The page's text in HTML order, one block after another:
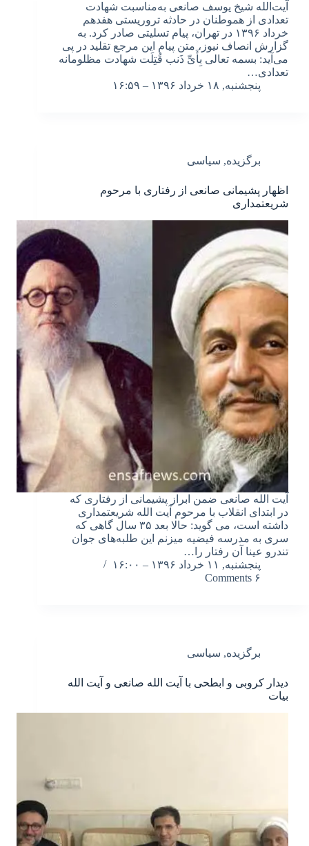
آیت‌الله شیخ یوسف صانعی به‌مناسبت شهادت
تعدادی از هموطنان در حادثه تروریستی هفدهم
خرداد ۱۳۹۶ در تهران، پیام تسلیتی صادر کرد. به
گزارش انصاف نیوز، متن پیام این مرجع تقلید در پی
می‌آید: بسمه تعالی بِأَیِّ ذَنب قُتِلَت شهادت مظلومانه
تعدادی…
پنجشنبه, ۱۸ خرداد ۱۳۹۶ – ۱۶:۵۹
برگزیده, سیاسی
اظهار پشیمانی صانعی از رفتاری با مرحوم
شریعتمداری
آیت الله صانعی ضمن ابراز پشیمانی از رفتاری که
در ابتدای انقلاب با مرحوم آیت الله شریعتمداری
داشته است، می گوید: حالا بعد ۳۵ سال گاهی که
سری به مدرسه فیضیه میزنم این طلبه‌های جوان
تندرو عینا آن رفتار را…
پنجشنبه, ۱۱ خرداد ۱۳۹۶ – ۱۶:۰۰
۶ Comments
برگزیده, سیاسی
دیدار کروبی و ابطحی با آیت الله صانعی و آیت الله
بیات